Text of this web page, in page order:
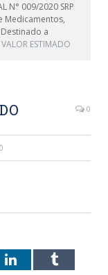
N° 009/2020 SRP
Medicamentos,
a
ESTIMADO
0
LinkedInTumblr